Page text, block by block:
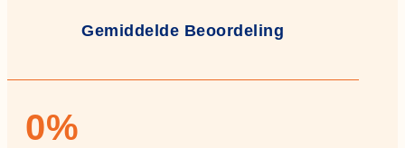
Gemiddelde Beoordeling
0%